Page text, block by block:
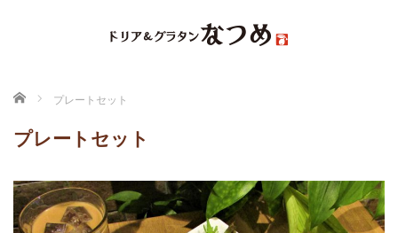
ホーム プレートセット
プレートセット